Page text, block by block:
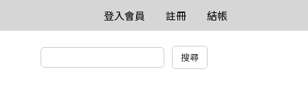
登入會員 註冊 結帳